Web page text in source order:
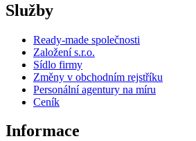
Služby
Ready-made společnosti
Založení s.r.o.
Sídlo firmy
Změny v obchodním rejstříku
Personální agentury na míru
Ceník
Informace